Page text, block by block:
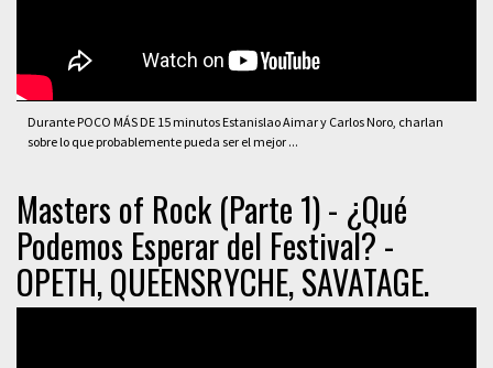
Durante POCO MÁS DE 15 minutos Estanislao Aimar y Carlos Noro, charlan
sobre lo que probablemente pueda ser el mejor ...
Masters of Rock (Parte 1) - ¿Qué
Podemos Esperar del Festival? -
OPETH, QUEENSRYCHE, SAVATAGE.